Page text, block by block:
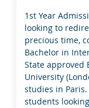
1st Year
looking to
precious time,
Bachelor in
State approved
University
studies in
students